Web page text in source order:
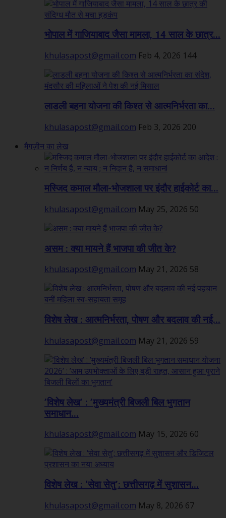
भोपाल में गाजियाबाद जैसा मामला, 14 साल के छात्र...
khulasapost@gmail.com Feb 4, 2026 144
लाडली बहना योजना की किश्त से आत्मनिर्भरता का...
khulasapost@gmail.com Feb 3, 2026 200
मैगज़ीन का लेख
मस्जिद कमाल मौला-भोजशाला पर इंदौर हाईकोर्ट का...
khulasapost@gmail.com May 25, 2026 50
असम : क्या मायने हैं भाजपा की जीत के?
khulasapost@gmail.com May 21, 2026 58
विशेष लेख : आत्मनिर्भरता, पोषण और बदलाव की नई...
khulasapost@gmail.com May 21, 2026 59
’विशेष लेख’ : ’मुख्यमंत्री बिजली बिल भुगतान
समाधान...
khulasapost@gmail.com May 15, 2026 60
विशेष लेख : ‘सेवा सेतु’: छत्तीसगढ़ में सुशासन...
khulasapost@gmail.com May 8, 2026 67